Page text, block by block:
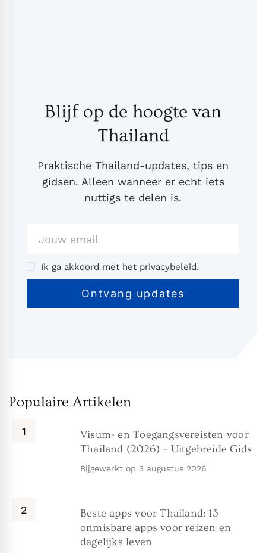
Blijf op de hoogte van
Thailand
Praktische Thailand-updates, tips en
gidsen. Alleen wanneer er echt iets
nuttigs te delen is.
Ik ga akkoord met het privacybeleid.
Populaire Artikelen
Visum- en Toegangsvereisten voor
Thailand (2026) – Uitgebreide Gids
Bijgewerkt op 3 augustus 2026
Beste apps voor Thailand: 13
onmisbare apps voor reizen en
dagelijks leven